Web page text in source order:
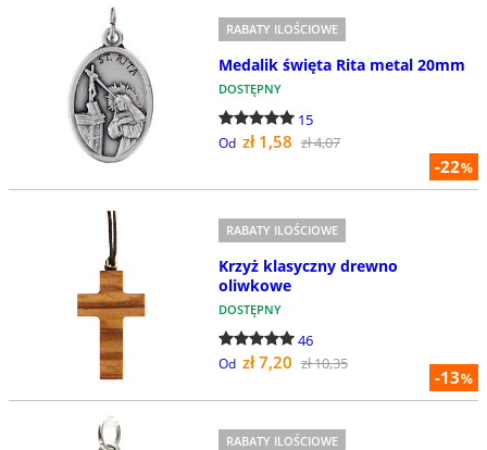
-22%
RABATY ILOŚCIOWE
Medalik święta Rita metal 20mm
DOSTĘPNY
15
Od zł 1,58 zł 4,07
-13%
RABATY ILOŚCIOWE
Krzyż klasyczny drewno
oliwkowe
DOSTĘPNY
46
Od zł 7,20 zł 10,35
RABATY ILOŚCIOWE